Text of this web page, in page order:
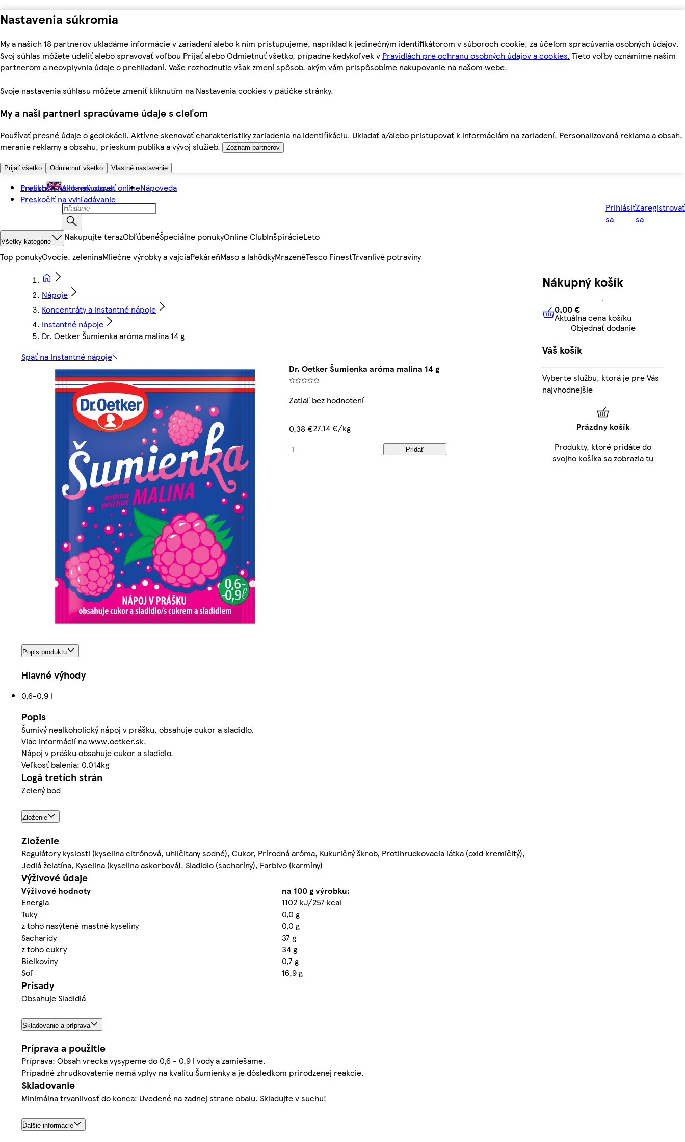
Nastavenia súkromia
My a našich 18 partnerov ukladáme informácie v zariadení alebo k nim pristupujeme, napríklad k jedinečným identifikátorom v súboroch cookie, za účelom spracúvania osobných údajov.
Svoj súhlas môžete udeliť alebo spravovať voľbou Prijať alebo Odmietnuť všetko, prípadne kedykoľvek v Pravidlách pre ochranu osobných údajov a cookies. Tieto voľby oznámime našim
partnerom a neovplyvnia údaje o prehliadaní. Vaše rozhodnutie však zmení spôsob, akým vám prispôsobíme nakupovanie na našom webe.
Svoje nastavenia súhlasu môžete zmeniť kliknutím na Nastavenia cookies v pätičke stránky.
My a naši partneri spracúvame údaje s cieľom
Používať presné údaje o geolokácii. Aktívne skenovať charakteristiky zariadenia na identifikáciu. Ukladať a/alebo pristupovať k informáciám na zariadení. Personalizovaná reklama a obsah,
meranie reklamy a obsahu, prieskum publika a vývoj služieb.
Zoznam partnerov
Prijať všetko Odmietnuť všetko Vlastné nastavenie
Preskočiť na hlavný obsah
Preskočiť na vyhľadávanie
English Ako nakupovať onlineNápoveda
Prihlásiť
sa
Zaregistrovať
sa
Všetky kategórie Nakupujte terazObľúbenéŠpeciálne ponukyOnline ClubInšpirácieLeto
Top ponukyOvocie, zeleninaMliečne výrobky a vajciaPekáreňMäso a lahôdkyMrazenéTesco FinestTrvanlivé potraviny
Nápoje
Koncentráty a instantné nápoje
Instantné nápoje
Dr. Oetker Šumienka aróma malina 14 g
Späť na Instantné nápoje
Dr. Oetker Šumienka aróma malina 14 g
Zatiaľ bez hodnotení
0,38 €27,14 €/kg
Pridať
Popis produktu
Hlavné výhody
0,6-0,9 l
Popis
Šumivý nealkoholický nápoj v prášku, obsahuje cukor a sladidlo.
Viac informácií na www.oetker.sk.
Nápoj v prášku obsahuje cukor a sladidlo.
Veľkosť balenia: 0.014kg
Logá tretích strán
Zelený bod
Zloženie
Zloženie
Regulátory kyslosti (kyselina citrónová, uhličitany sodné), Cukor, Prírodná aróma, Kukuričný škrob, Protihrudkovacia látka (oxid kremičitý),
Jedlá želatína, Kyselina (kyselina askorbová), Sladidlo (sacharíny), Farbivo (karmíny)
Výživové údaje
Výživové hodnoty
na 100 g výrobku:
Energia
1102 kJ/257 kcal
Tuky
0,0 g
z toho nasýtené mastné kyseliny
0,0 g
Sacharidy
37 g
z toho cukry
34 g
Bielkoviny
0,7 g
Soľ
16,9 g
Prísady
Obsahuje Sladidlá
Skladovanie a príprava
Príprava a použitie
Príprava: Obsah vrecka vysypeme do 0,6 - 0,9 l vody a zamiešame.
Prípadné zhrudkovatenie nemá vplyv na kvalitu Šumienky a je dôsledkom prirodzenej reakcie.
Skladovanie
Minimálna trvanlivosť do konca: Uvedené na zadnej strane obalu. Skladujte v suchu!
Ďalšie informácie
Nákupný košík
0,00 € Aktuálna cena košíku
0,00 €
Aktuálna cena košíku
Objednať dodanie
Váš košík
Vyberte službu, ktorá je pre Vás
najvhodnejšie
Prázdny košík
Produkty, ktoré pridáte do
svojho košíka sa zobrazia tu